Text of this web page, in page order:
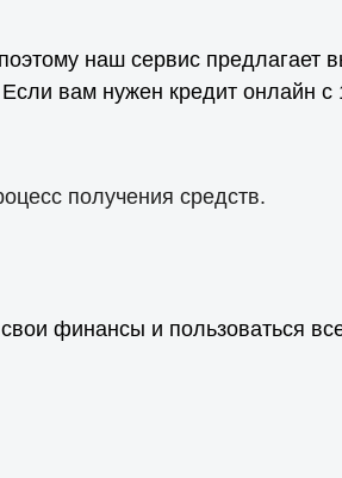
наш сервис предлагает
вам нужен кредит онлайн с
получения средств.
финансы и пользоваться